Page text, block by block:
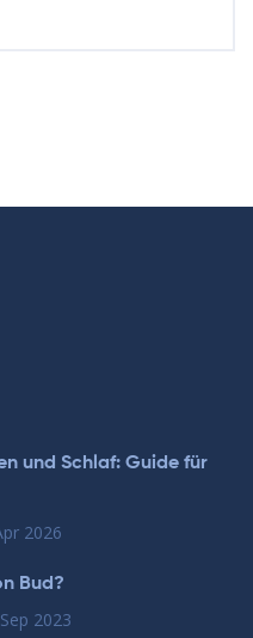
und Schlaf: Guide für
2026
Bud?
2023